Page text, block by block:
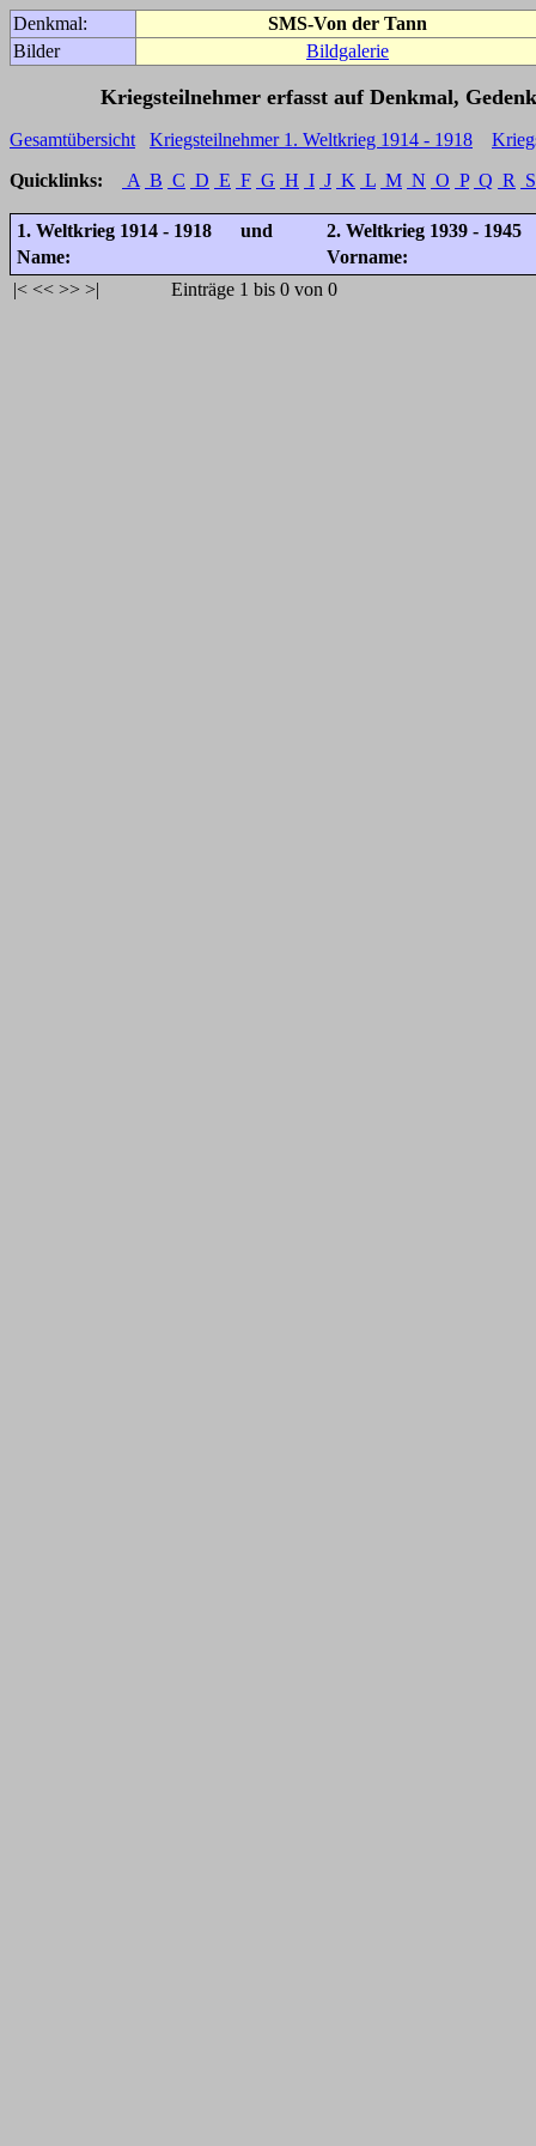
Denkmal:
SMS-Von der Tann
Bilder
Bildgalerie
Kriegsteilnehmer erfasst auf Denkmal,
Gesamtübersicht Kriegsteilnehmer 1. Weltkrieg 1914 - 1918
Quicklinks:
A B C D E F G H I J K L M N O P Q R S
1. Weltkrieg 1914 - 1918 und
2. Weltkrieg 1939 - 1945
Name:
Vorname:
|< << >> >| Einträge 1 bis 0 von 0